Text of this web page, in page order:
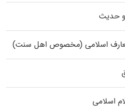
و حدیث
اسلامی (مخصوص اهل سنت)
اسلامی